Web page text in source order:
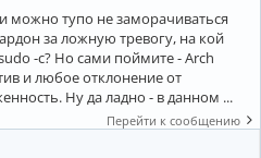
можно тупо не заморачиваться
за ложную тревогу, на кой
-c? Но сами поймите - Arch
и любое отклонение от
Ну да ладно - в данном ...
Перейти к сообщению